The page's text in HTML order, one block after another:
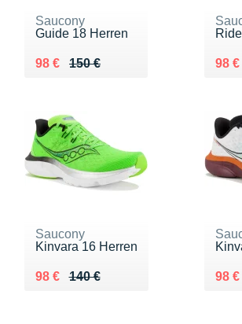
Saucony
Guide 18 Herren
150 €
Au lieu de 150 €
98 €
Vendu 98 € Au
98 €
Saucony
Kinvara 16 Herren
140 €
Au lieu de 140 €
98 €
Vendu 98 € Au
98 €